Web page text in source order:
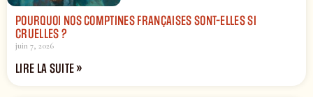
POURQUOI NOS COMPTINES FRANÇAISES SONT-ELLES SI
CRUELLES ?
juin 7, 2026
LIRE LA SUITE »